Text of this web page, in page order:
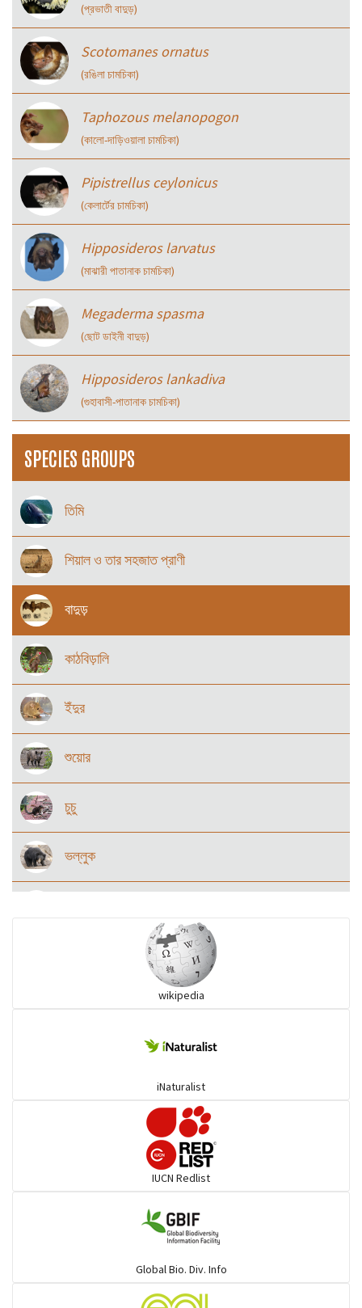
(প্রভাতী বাদুড়)
Scotomanes ornatus
(রঙিলা চামচিকা)
Taphozous melanopogon
(কালো-দাড়িওয়ালা চামচিকা)
Pipistrellus ceylonicus
(কেলার্টের চামচিকা)
Hipposideros larvatus
(মাঝারী পাতানাক চামচিকা)
Megaderma spasma
(ছোট ডাইনী বাদুড়)
Hipposideros lankadiva
(গুহাবাসী-পাতানাক চামচিকা)
SPECIES GROUPS
তিমি
শিয়াল ও তার সহজাত প্রাণী
বাদুড়
কাঠবিড়ালি
ইঁদুর
শুয়োর
চুচু
ভল্লুক
খাটাশ ও তার সহজাত
বন্য ছাগল,বন্য মহিষ ও তার সহজাত
wikipedia
iNaturalist
IUCN Redlist
Global Bio. Div. Info